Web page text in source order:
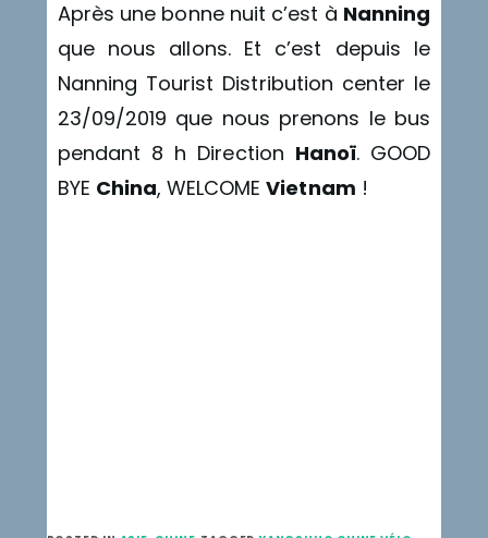
Après une bonne nuit c’est à Nanning
que nous allons. Et c’est depuis le
Nanning Tourist Distribution center le
23/09/2019 que nous prenons le bus
pendant 8 h Direction Hanoï. GOOD
BYE China, WELCOMEVietnam !